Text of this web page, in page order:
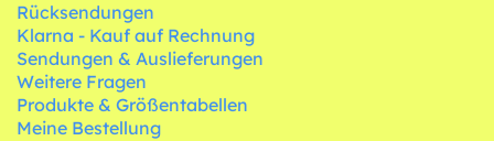
Rücksendungen
Klarna - Kauf auf Rechnung
Sendungen & Auslieferungen
Weitere Fragen
Produkte & Größentabellen
Meine Bestellung